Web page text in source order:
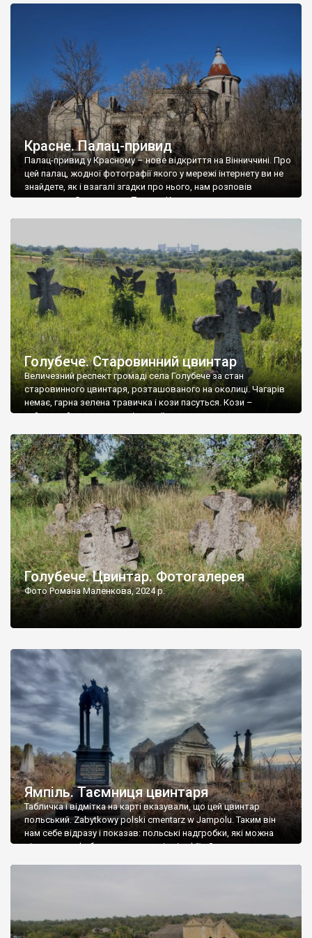
Красне. Палац-привид
Палац-привид у Красному – нове відкриття на Вінниччині. Про
цей палац, жодної фотографії якого у мережі інтернету ви не
знайдете, як і взагалі згадки про нього, нам розповів
мешканець Самгородка. Палац у Красному вразив не лише
Голубече. Старовинний цвинтар
Величезний респект громаді села Голубече за стан
старовинного цвинтаря, розташованого на околиці. Чагарів
немає, гарна зелена травичка і кози пасуться. Кози –
найкращий регулятор шкідливої, для старих кладовищ,
бруньками, кози ті бруньки обгризають, бо то улюблений
делікатес. На цвинтарі у Голубечому ціла колекція
різноманітних форм хрестів. Село відносно невелике, […]
Голубече. Цвинтар. Фотогалерея
Фото Романа Маленкова, 2024 р.
Ямпіль. Таємниця цвинтаря
Табличка і відмітка на карті вказували, що цей цвинтар
польський. Zabytkowy polski cmentarz w Jampolu. Таким він
нам себе відразу і показав: польські надгробки, які можна
віднести до фабричних, польські епітафії… Загалом цвинтар